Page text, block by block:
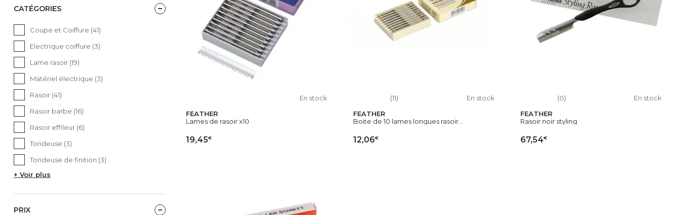
En stock
FEATHER
Lames de rasoir x10
19,45€
(11)
En stock
FEATHER
Boite de 10 lames longues rasoir...
12,06€
(0)
En stock
FEATHER
Rasoir noir styling
67,54€
CATÉGORIES
Coupe et Coiffure (41)
Electrique coiffure (3)
Lame rasoir (19)
Matériel électrique (3)
Rasoir (41)
Rasoir barbe (16)
Rasoir effileur (6)
Tondeuse (3)
Tondeuse de finition (3)
+ Voir plus
PRIX